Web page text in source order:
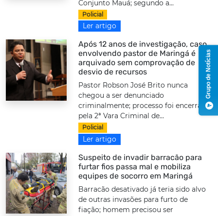
Conjunto Mauá; segundo a...
Policial
Ler artigo
Após 12 anos de investigação, caso
envolvendo pastor de Maringá é
arquivado sem comprovação de
desvio de recursos
Pastor Robson José Brito nunca
chegou a ser denunciado
criminalmente; processo foi encerrado
pela 2ª Vara Criminal de...
Policial
Ler artigo
Suspeito de invadir barracão para
furtar fios passa mal e mobiliza
equipes de socorro em Maringá
Barracão desativado já teria sido alvo
de outras invasões para furto de
fiação; homem precisou ser
Grupo de Notícias